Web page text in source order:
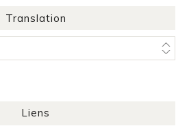
Translation
Liens